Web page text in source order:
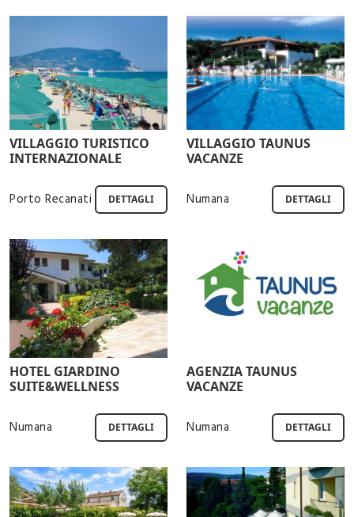
VILLAGGIO TURISTICO
INTERNAZIONALE
Porto Recanati DETTAGLI
VILLAGGIO TAUNUS
VACANZE
Numana DETTAGLI
HOTEL GIARDINO
SUITE&WELLNESS
Numana DETTAGLI
AGENZIA TAUNUS
VACANZE
Numana DETTAGLI